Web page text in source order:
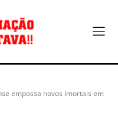
empossa novos imortais em